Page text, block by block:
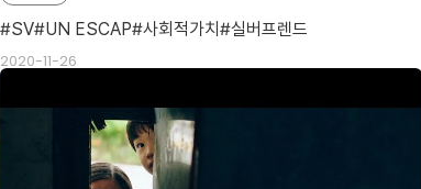
2020-11-26
SV UN ESCAP 사회적가치 실버프렌드